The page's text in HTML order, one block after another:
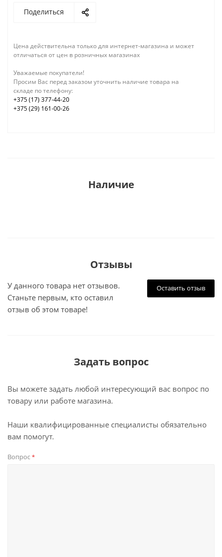
Поделиться
Цена действительна только для интернет-магазина и может
отличаться от цен в розничных магазинах
Уважаемые покупатели!
Просим Вас перед заказом уточнить наличие товара на
складе по телефону:
+375 (17) 377-44-20
+375 (29) 161-00-26
Наличие
Отзывы
Оставить отзыв
У данного товара нет отзывов.
Станьте первым, кто оставил
отзыв об этом товаре!
Задать вопрос
Вы можете задать любой интересующий вас вопрос по
товару или работе магазина.
Наши квалифицированные специалисты обязательно
вам помогут.
Вопрос*